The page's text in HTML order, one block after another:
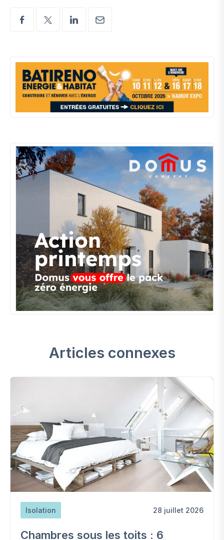
Articles connexes
Isolation 28 juillet 2026
Chambres sous les toits : 6